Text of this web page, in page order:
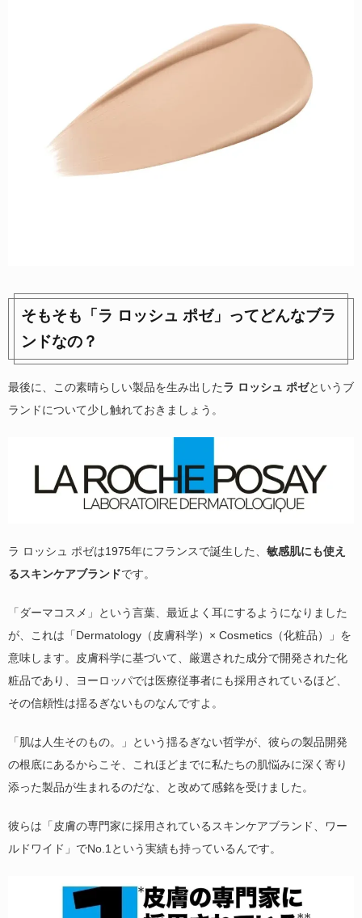
そもそも「ラ ロッシュ ポゼ」ってどんなブラ
ンドなの？
最後に、この素晴らしい製品を生み出したラ ロッシュ ポゼというブ
ランドについて少し触れておきましょう。
ラ ロッシュ ポゼは1975年にフランスで誕生した、 敏感肌にも使え
るスキンケアブランドです。
「ダーマコスメ」という言葉、最近よく耳にするようになりました
が、これは「Dermatology（皮膚科学）× Cosmetics（化粧品）」を
意味します。皮膚科学に基づいて、厳選された成分で開発された化
粧品であり、ヨーロッパでは医療従事者にも採用されているほど、
その信頼性は揺るぎないものなんですよ。
「肌は人生そのもの。」という揺るぎない哲学が、彼らの製品開発
の根底にあるからこそ、これほどまでに私たちの肌悩みに深く寄り
添った製品が生まれるのだな、と改めて感銘を受けました。
彼らは「皮膚の専門家に採用されているスキンケアブランド、ワー
ルドワイド」でNo.1という実績も持っているんです。